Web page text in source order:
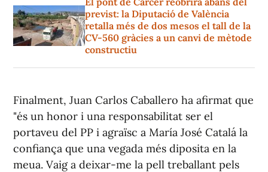
previst: la Diputació de València
retalla més de dos mesos el tall de la
CV-560 gràcies a un canvi de mètode
constructiu
Finalment, Juan Carlos Caballero ha afirmat que
"és un honor i una responsabilitat ser el
portaveu del PP i agraïsc a María José Catalá la
confiança que una vegada més diposita en la
meua. Vaig a deixar-me la pell treballant pels